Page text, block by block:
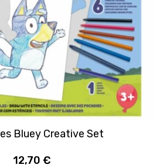
Bluey Creative Set
12,70 €